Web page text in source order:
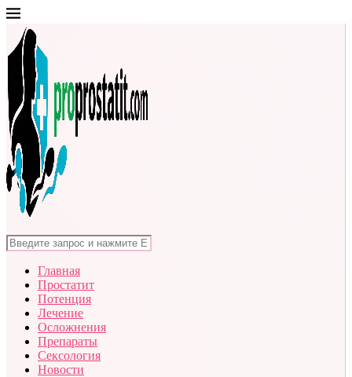
Главная
Простатит
Потенция
Лечение
Осложнения
Препараты
Сексология
Новости